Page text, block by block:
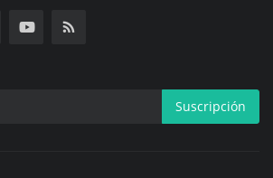
Suscripción